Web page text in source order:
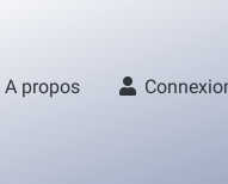
A propos